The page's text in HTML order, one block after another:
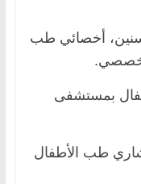
أخصائي طب
بمستشفى
طب الأطفال